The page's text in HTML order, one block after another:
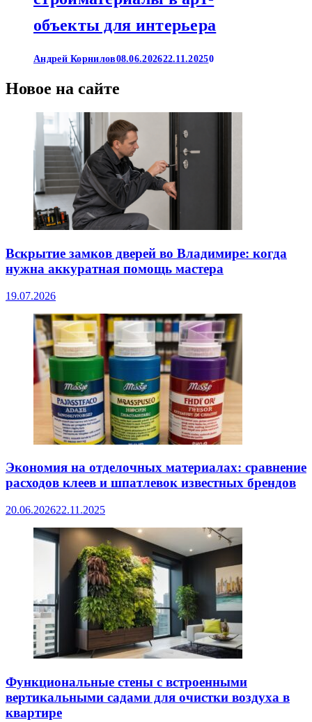
объекты для интерьера
Андрей Корнилов08.06.202622.11.20250
Новое на сайте
Вскрытие замков дверей во Владимире: когда
нужна аккуратная помощь мастера
19.07.2026
Экономия на отделочных материалах: сравнение
расходов клеев и шпатлевок известных брендов
20.06.202622.11.2025
Функциональные стены с встроенными
вертикальными садами для очистки воздуха в
квартире